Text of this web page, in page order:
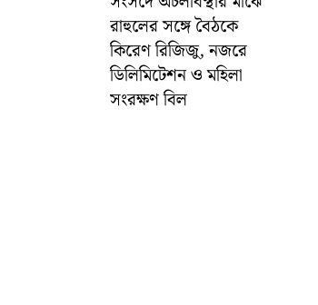
রাহুলের সঙ্গে বৈঠকে
কিরেণ রিজিজু, নজরে
ডিলিমিটেশন ও মহিলা
সংরক্ষণ বিল